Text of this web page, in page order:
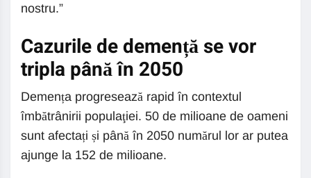
nostru.”
Cazurile de demență se vor
tripla până în 2050
Demența progresează rapid în contextul
îmbătrânirii populaţiei. 50 de milioane de oameni
sunt afectați și până în 2050 numărul lor ar putea
ajunge la 152 de milioane.